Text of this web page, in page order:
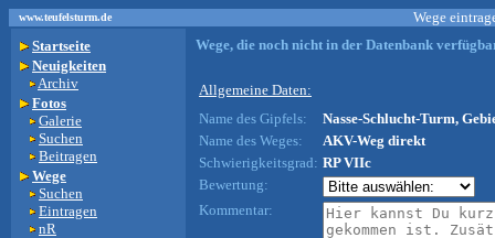
www.teufelsturm.de
Wege
Startseite
Neuigkeiten
Archiv
Fotos
Galerie
Suchen
Beitragen
Wege
Suchen
Eintragen
nR
Wege, die noch nicht in der Datenbank
Allgemeine Daten:
Name des Gipfels:
Nasse-Schlucht-Turm,
Name des Weges:
AKV-Weg direkt
Schwierigkeitsgrad: RP VIIc
Bewertung:
Kommentar: